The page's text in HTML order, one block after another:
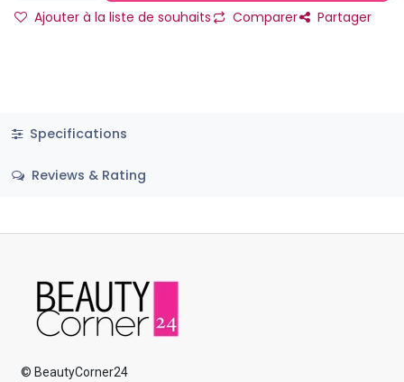
Ajouter à la liste de souhaits Comparer Partager
Specifications
Reviews & Rating
© BeautyCorner24